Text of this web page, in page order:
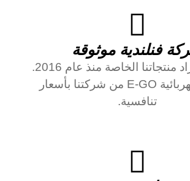
فنلندية موثوقة
منتجاتنا الخاصة منذ عام 2016.
دراجات كهربائية E-GO من شركتنا بأسعار
تنافسية.